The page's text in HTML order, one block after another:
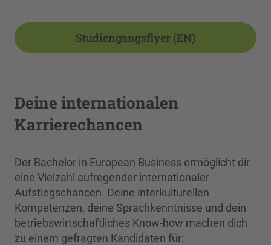
Studiengangsflyer (EN)
Deine internationalen
Karrierechancen
Der Bachelor in European Business ermöglicht dir
eine Vielzahl aufregender internationaler
Aufstiegschancen. Deine interkulturellen
Kompetenzen, deine Sprachkenntnisse und dein
betriebswirtschaftliches Know-how machen dich
zu einem gefragten Kandidaten für: